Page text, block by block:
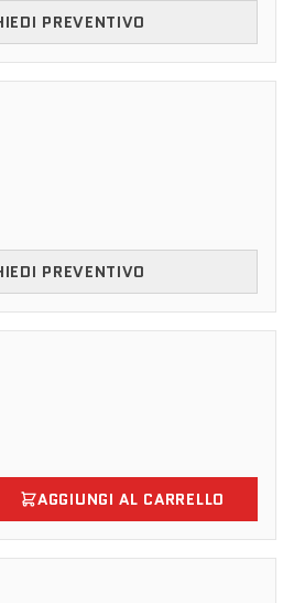
PREVENTIVO
PREVENTIVO
AGGIUNGI AL CARRELLO